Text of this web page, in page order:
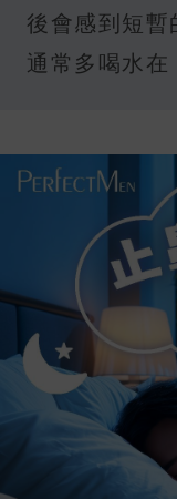
後會感到短暫
通常多喝水在